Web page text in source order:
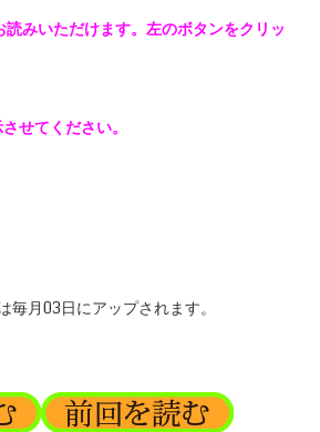
読みいただけます。左のボタンをクリッ
せてください。
月03日にアップされます。